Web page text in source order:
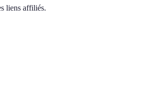
liens affiliés.